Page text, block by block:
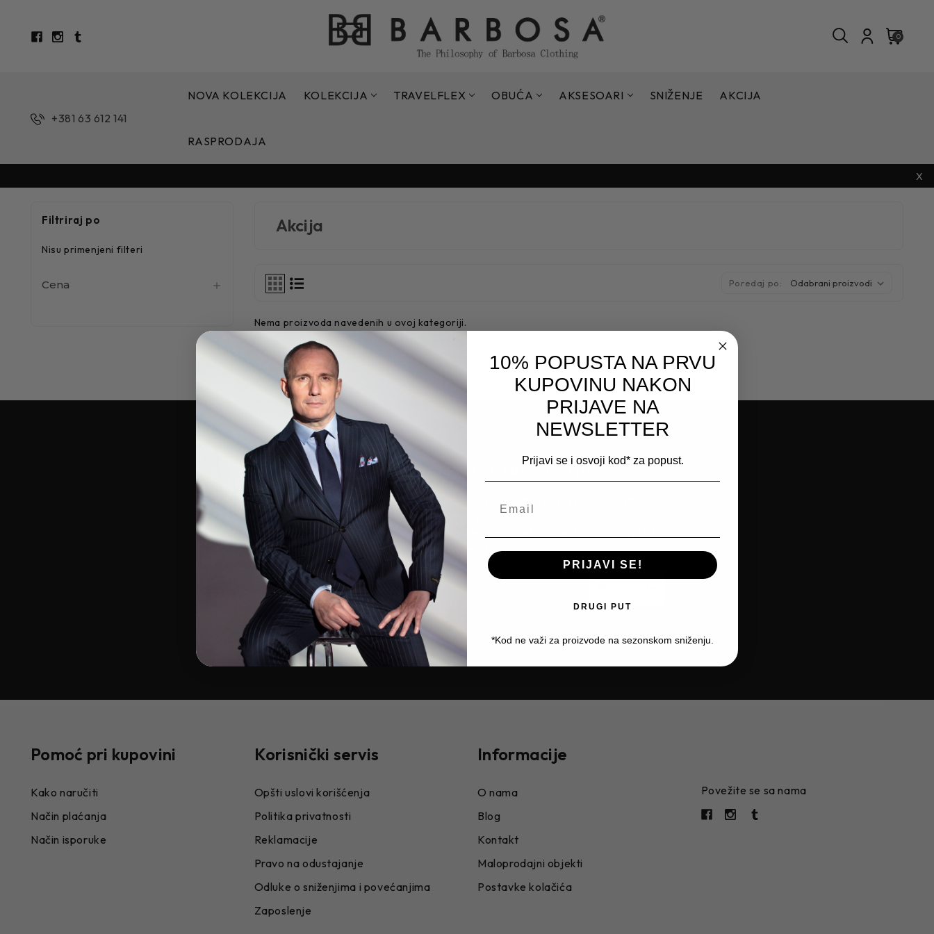
0
+381 63 612 141
NOVA KOLEKCIJA KOLEKCIJA TRAVELFLEX OBUĆA AKSESOARI SNIŽENJE AKCIJA
RASPRODAJA
X
Sezonsko sniženje do 70% - 15.07. - 11.09.2026.
Filtriraj po
Nisu primenjeni filteri
Cena
Akcija
Poredaj po:
Nema proizvoda navedenih u ovoj kategoriji.
PRIJAVITE SE NA NEWSLETTER I OSTVARITE
Popust dobrodošlice* - Ostvaruješ 10% popusta na prvu sljedeću
kupovinu
Rođendanski poklon - Za svaki rođendan očekuju te dodatni popusti
i benefiti
*Popust dobrodošlice ne važi za proizvode
na sezonskom sniženju.
Pomoć pri kupovini
Kako naručiti
Način plaćanja
Način isporuke
Korisnički servis
Opšti uslovi korišćenja
Politika privatnosti
Reklamacije
Pravo na odustajanje
Odluke o sniženjima i povećanjima
Zaposlenje
Informacije
O nama
Blog
Kontakt
Maloprodajni objekti
Postavke kolačića
Povežite se sa nama
10% POPUSTA NA PRVU
KUPOVINU NAKON
PRIJAVE NA
NEWSLETTER
Prijavi se i osvoji kod* za popust.
PRIJAVI SE!
DRUGI PUT
*Kod ne važi za proizvode na sezonskom sniženju.